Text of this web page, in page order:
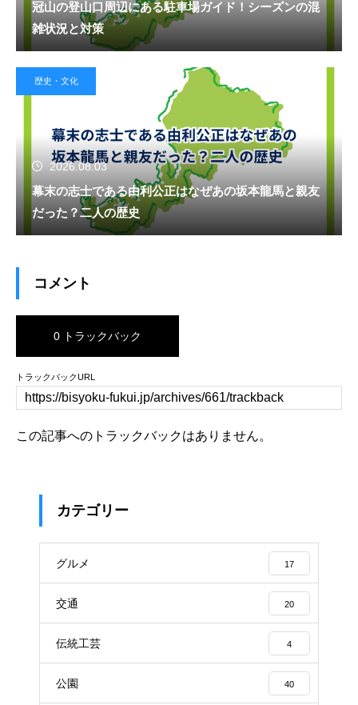
冠山の登山口周辺にある駐車場ガイド！シーズンの混
雑状況と対策
歴史・文化
2026.08.03
幕末の志士である由利公正はなぜあの坂本龍馬と親友
だった？二人の歴史
コメント
0 トラックバック
トラックバックURL
この記事へのトラックバックはありません。
カテゴリー
グルメ 17
交通 20
伝統工芸 4
公園 40